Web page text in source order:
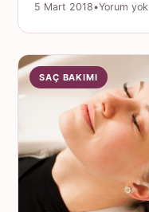
5 Mart 2018•Yorum yok
SAÇ BAKIMI